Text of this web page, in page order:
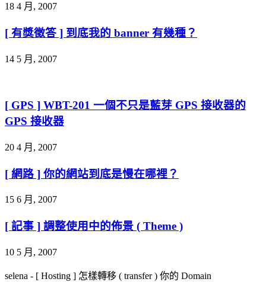
18 4 月, 2007
[ 有獎徵答 ] 到底我的 banner 有幾種？
14 5 月, 2007
[ GPS ] WBT-201 一個不只是藍芽 GPS 接收器的
GPS 接收器
20 4 月, 2007
[ 網路 ] 你的網站到底是慢在哪裡？
15 6 月, 2007
[ 記事 ] 調整使用中的佈景 ( Theme )
10 5 月, 2007
selena - [ Hosting ] 怎樣轉移 ( transfer ) 你的 Domain